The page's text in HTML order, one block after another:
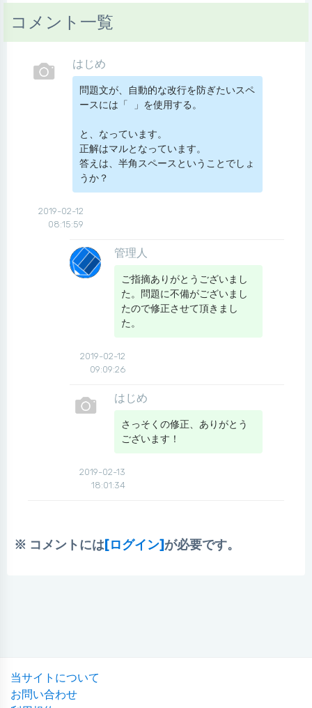
コメント一覧
はじめ
問題文が、自動的な改行を防ぎたいスペ
ースには「 」を使用する。
と、なっています。
正解はマルとなっています。
答えは、半角スペースということでしょ
うか？
2019-02-12
08:15:59
管理人
ご指摘ありがとうございまし
た。問題に不備がございまし
たので修正させて頂きまし
た。
2019-02-12
09:09:26
はじめ
さっそくの修正、ありがとう
ございます！
2019-02-13
18:01:34
※ コメントには[ログイン] が必要です。
当サイトについて
お問い合わせ